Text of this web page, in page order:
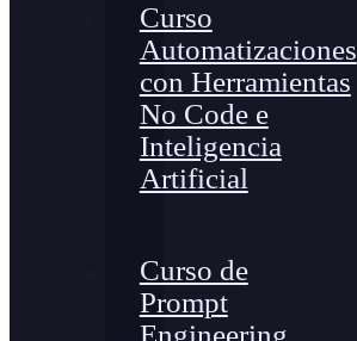
Curso
Automatizaciones
con Herramientas
No Code e
Inteligencia
Artificial
Curso de
Prompt
Engineering